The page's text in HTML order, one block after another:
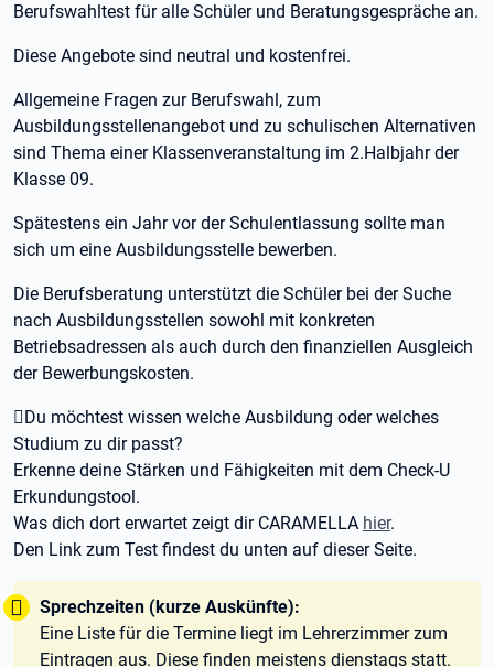
Berufswahltest für alle Schüler und Beratungsgespräche an.
Diese Angebote sind neutral und kostenfrei.
Allgemeine Fragen zur Berufswahl, zum
Ausbildungsstellenangebot und zu schulischen Alternativen
sind Thema einer Klassenveranstaltung im 2.Halbjahr der
Klasse 09.
Spätestens ein Jahr vor der Schulentlassung sollte man
sich um eine Ausbildungsstelle bewerben.
Die Berufsberatung unterstützt die Schüler bei der Suche
nach Ausbildungsstellen sowohl mit konkreten
Betriebsadressen als auch durch den finanziellen Ausgleich
der Bewerbungskosten.
Du möchtest wissen welche Ausbildung oder welches
Studium zu dir passt?
Erkenne deine Stärken und Fähigkeiten mit dem Check-U
Erkundungstool.
Was dich dort erwartet zeigt dir CARAMELLA hier.
Den Link zum Test findest du unten auf dieser Seite.
Tipp:
Sprechzeiten (kurze Auskünfte):
Eine Liste für die Termine liegt im Lehrerzimmer zum
Eintragen aus. Diese finden meistens dienstags statt.